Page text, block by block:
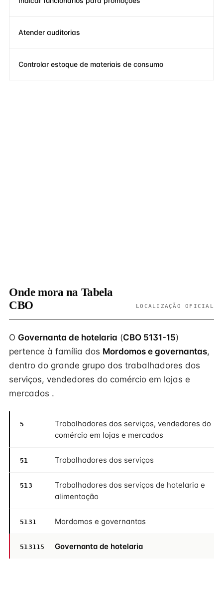
Atender auditorias
Controlar estoque de materiais de consumo
Onde mora na Tabela
CBO
LOCALIZAÇÃO OFICIAL
O Governanta de hotelaria (CBO 5131-15)
pertence à família dos Mordomos e governantas,
dentro do grande grupo dos trabalhadores dos
serviços, vendedores do comércio em lojas e
mercados .
5
Trabalhadores dos serviços, vendedores do
comércio em lojas e mercados
51 Trabalhadores dos serviços
513
Trabalhadores dos serviços de hotelaria e
alimentação
5131 Mordomos e governantas
513115 Governanta de hotelaria